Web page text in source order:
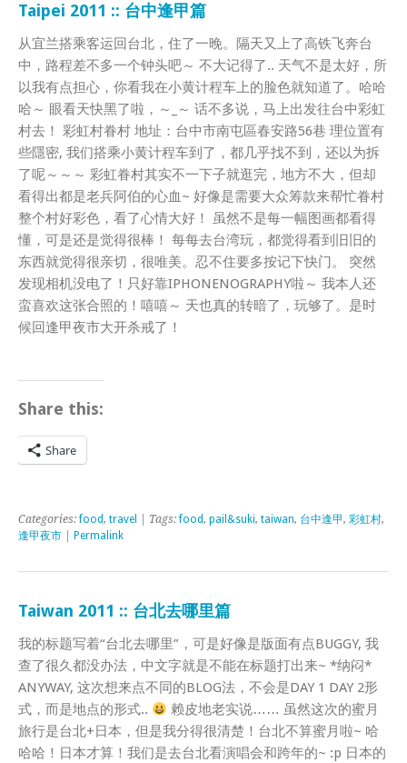
Taipei 2011 :: 台中逢甲篇
从宜兰搭乘客运回台北，住了一晚。隔天又上了高铁飞奔台
中，路程差不多一个钟头吧～ 不大记得了.. 天气不是太好，所
以我有点担心，你看我在小黄计程车上的脸色就知道了。哈哈
哈～ 眼看天快黑了啦，～_～ 话不多说，马上出发往台中彩虹
村去！ 彩虹村眷村 地址：台中市南屯區春安路56巷 理位置有
些隱密, 我们搭乘小黄计程车到了，都几乎找不到，还以为拆
了呢～～～ 彩虹眷村其实不一下子就逛完，地方不大，但却
看得出都是老兵阿伯的心血~ 好像是需要大众筹款来帮忙眷村
整个村好彩色，看了心情大好！ 虽然不是每一幅图画都看得
懂，可是还是觉得很棒！ 每每去台湾玩，都觉得看到旧旧的
东西就觉得很亲切，很唯美。忍不住要多按记下快门。 突然
发现相机没电了！只好靠IPHONENOGRAPHY啦～ 我本人还
蛮喜欢这张合照的！嘻嘻～ 天也真的转暗了，玩够了。是时
候回逢甲夜市大开杀戒了！
Share this:
Share
Categories:food, travel | Tags:food, pail&suki, taiwan, 台中逢甲, 彩虹村,
逢甲夜市
Permalink
Taiwan 2011 :: 台北去哪里篇
我的标题写着“台北去哪里”，可是好像是版面有点BUGGY, 我
查了很久都没办法，中文字就是不能在标题打出来~ *纳闷*
ANYWAY, 这次想来点不同的BLOG法，不会是DAY 1 DAY 2形
式，而是地点的形式..
赖皮地老实说…… 虽然这次的蜜月
旅行是台北+日本，但是我分得很清楚！台北不算蜜月啦~ 哈
哈哈！日本才算！我们是去台北看演唱会和跨年的~ :p 日本的